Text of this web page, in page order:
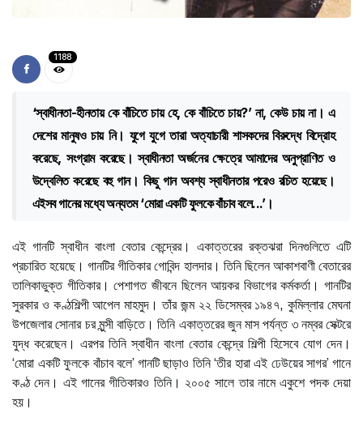
1188
‘স্বাধীনতা-হীনতায় কে বাঁচিতে চায় হে, কে বাঁচিতে চায়?’ না, কেউ চায় না। এ
দেশের মানুষও চায় নি। যুগে যুগে তারা অত্যাচারী শাসকদের বিরুদ্ধে বিদ্রোহ
করেছে, সংগ্রাম করেছে। স্বাধীনতা অর্জনের ক্ষেত্রে আমাদের অনুপ্রাণিত ও
উদ্বেলিত করেছে বহু গান। কিছু গান অবশ্য স্বাধীনতার পরেও রচিত হয়েছে।
এইসব গানের মধ্যে অন্যতম ‘মোরা একটি ফুলকে বাঁচাব বলে...’।
এই গানটি স্বাধীন বাংলা বেতার কেন্দ্রের। একাত্তরের রক্তঝরা দিনগুলিতে এটি
প্রচারিত হয়েছে। গানটির গীতিকার গোবিন্দ হালদার। তিনি ছিলেন আকাশবাণী বেতারের
তালিকাভুক্ত গীতিকার। পেশাগত জীবনে ছিলেন আয়কর বিভাগের কর্মকর্তা। গানটির
সুরকার ও কণ্ঠশিল্পী আপেল মাহমুদ। তাঁর জন্ম ২২ ডিসেম্বর ১৯৪৭, কুমিল্লার মেঘনা
উপজেলার সোনার চর মুন্সী বাড়িতে। তিনি একাত্তরের জুন মাস পর্যন্ত ৩ নম্বর সেক্টরে
যুদ্ধ করেছেন। এরপর তিনি স্বাধীন বাংলা বেতার কেন্দ্রে শিল্পী হিসেবে যোগ দেন।
‘মোরা একটি ফুলকে বাঁচাব বলে’ গানটি ছাড়াও তিনি ‘তীর হারা এই ঢেউয়ের সাগর’ গানে
কণ্ঠ দেন। এই গানের গীতিকারও তিনি। ২০০৫ সালে তার নামে একুশে পদক দেয়া
হয়।